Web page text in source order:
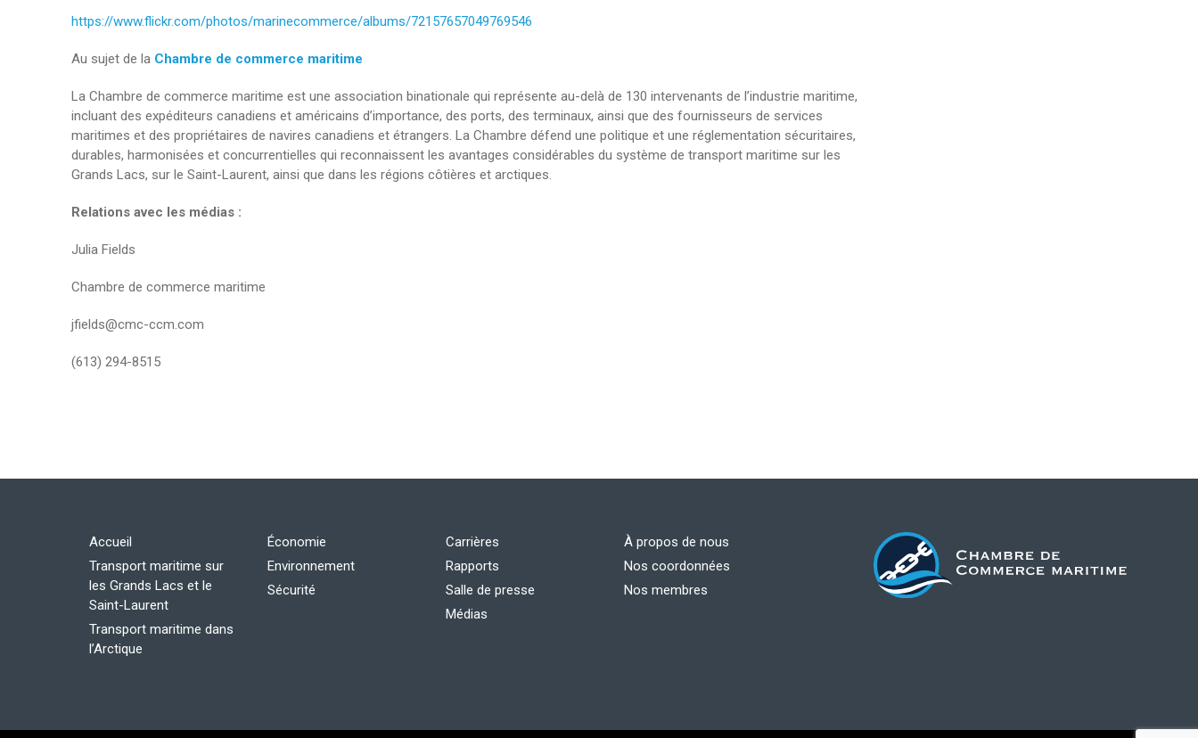
https://www.flickr.com/photos/marinecommerce/albums/72157657049769546
Au sujet de la Chambre de commerce maritime
La Chambre de commerce maritime est une association binationale qui représente au-delà de 130 intervenants de l’industrie maritime,
incluant des expéditeurs canadiens et américains d’importance, des ports, des terminaux, ainsi que des fournisseurs de services
maritimes et des propriétaires de navires canadiens et étrangers. La Chambre défend une politique et une réglementation sécuritaires,
durables, harmonisées et concurrentielles qui reconnaissent les avantages considérables du système de transport maritime sur les
Grands Lacs, sur le Saint-Laurent, ainsi que dans les régions côtières et arctiques.
Relations avec les médias :
Julia Fields
Chambre de commerce maritime
jfields@cmc-ccm.com
(613) 294-8515
Accueil
Transport maritime sur
les Grands Lacs et le
Saint-Laurent
Transport maritime dans
l’Arctique
Économie
Environnement
Sécurité
Carrières
Rapports
Salle de presse
Médias
À propos de nous
Nos coordonnées
Nos membres